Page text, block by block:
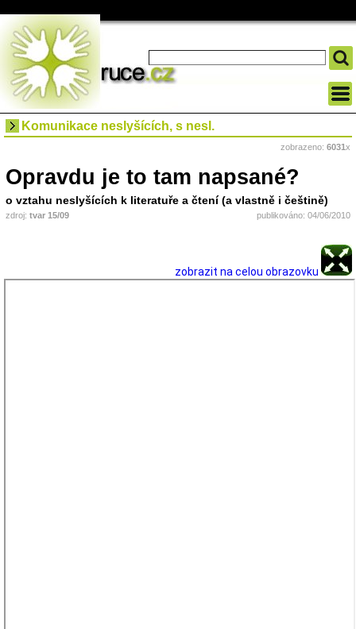
Komunikace neslyšících, s nesl.
zobrazeno: 6031x
Opravdu je to tam napsané?
o vztahu neslyšících k literatuře a čtení (a vlastně i češtině)
zdroj: tvar 15/09 publikováno: 04/06/2010
zobrazit na celou obrazovku